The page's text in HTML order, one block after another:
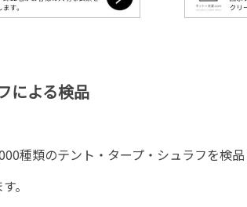
による検品
種類のテント・タープ・シュラフを検
。